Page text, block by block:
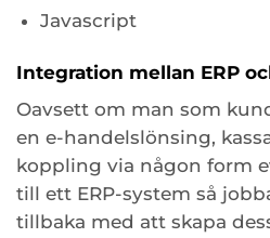
Javascript
Integration mellan ERP
Oavsett om man som
en e-handelslönsing,
koppling via någon form
till ett ERP-system så
tillbaka med att skapa